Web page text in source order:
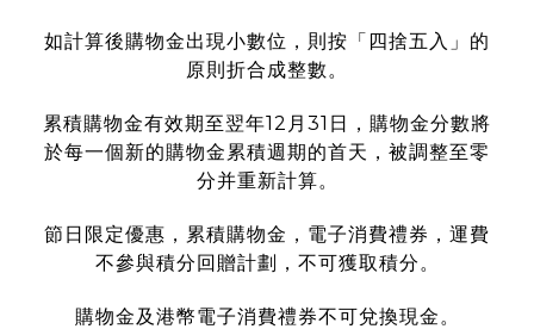
如計算後購物金出現小數位，則按「四捨五入」的
原則折合成整數。
累積購物金有效期至翌年12月31日，購物金分數將
於每一個新的購物金累積週期的首天，被調整至零
分并重新計算。
節日限定優惠，累積購物金，電子消費禮券，運費
不參與積分回贈計劃，不可獲取積分。
購物金及港幣電子消費禮券不可兌換現金。